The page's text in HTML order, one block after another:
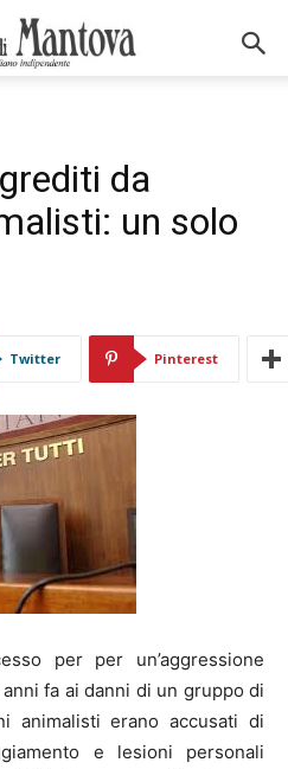
da
un solo
Twitter Pinterest
per per un’aggressione
fa ai danni di un gruppo di
animalisti erano accusati di
e lesioni personali